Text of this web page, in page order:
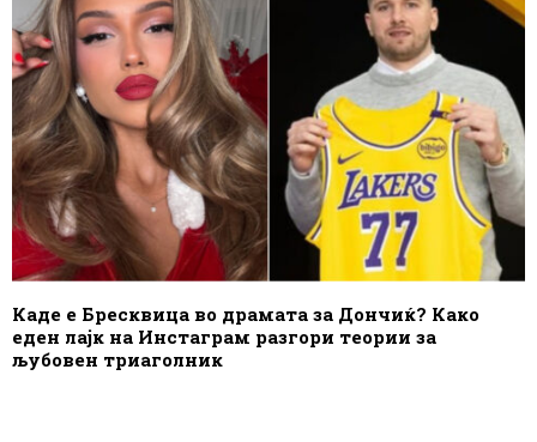
Каде е Бресквица во драмата за Дончиќ? Како
еден лајк на Инстаграм разгори теории за
љубовен триаголник